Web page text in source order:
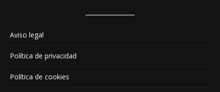
Aviso legal
Política de privacidad
Política de cookies